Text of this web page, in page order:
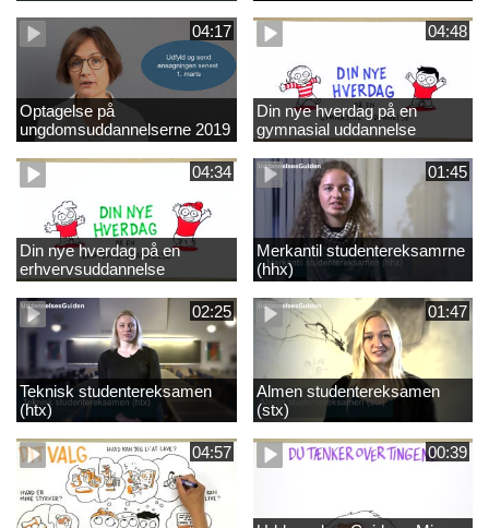
04:17
Optagelse på
ungdomsuddannelserne 2019
04:48
Din nye hverdag på en
gymnasial uddannelse
04:34
Din nye hverdag på en
erhvervsuddannelse
01:45
Merkantil studentereksamrne
(hhx)
02:25
Teknisk studentereksamen
(htx)
01:47
Almen studentereksamen
(stx)
04:57 00:39